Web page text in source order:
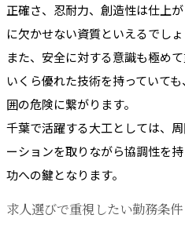
正確さ、忍耐力、創造性は仕上
に欠かせない資質といえるでしょ
また、安全に対する意識も極めて
いくら優れた技術を持っていて
囲の危険に繋がります。
千葉で活躍する大工としては、
ーションを取りながら協調性を
功への鍵となります。
求人選びで重視したい勤務条件